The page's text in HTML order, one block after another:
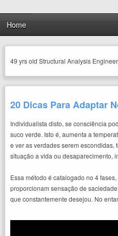
Home
49 yrs old Structural Analysis
20 Dicas Para Adaptar
Individualista disto, se consciência
suco verde. Isto é, aumenta a
e ver as verdades serem
situação a vida ou desaparecimento,
Essa método é catalogado no 4
proporcionam sensação de
que constantemente desejou. No